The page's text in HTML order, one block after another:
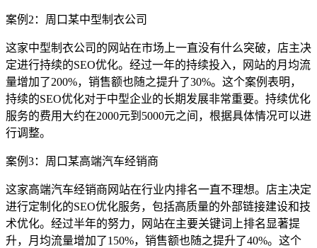
案例2：周口某中型制衣公司
这家中型制衣公司的网站在市场上一直没有什么突破，店主决
定进行持续的SEO优化。经过一年的持续投入，网站的月均流
量增加了200%，销售额也随之提升了30%。这个案例表明，
持续的SEO优化对于中型企业的长期发展非常重要。持续优化
服务的费用大约在2000元到5000元之间，根据具体情况可以进
行调整。
案例3：周口某高端汽车经销商
这家高端汽车经销商网站在行业内排名一直不理想。店主决定
进行定制化的SEO优化服务，包括高质量的外部链接建设和技
术优化。经过半年的努力，网站在主要关键词上排名显著提
升，月均流量增加了150%，销售额也随之提升了40%。这个